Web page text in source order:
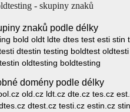
- skupiny znaků
znaků podle délky
bold oldt ldte dtes test esti
dtestin testing boldtest
oldtesting boldtesting
domény podle délky
old.cz ldt.cz dte.cz tes.cz
dtest.cz testi.cz estin.cz